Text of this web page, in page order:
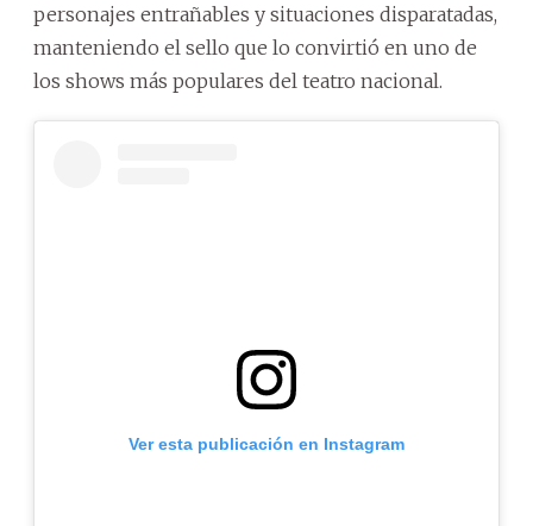
personajes entrañables y situaciones disparatadas,
manteniendo el sello que lo convirtió en uno de
los shows más populares del teatro nacional.
Ver esta publicación en Instagram